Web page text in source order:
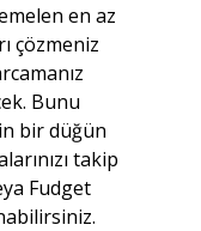
en az
çözmeniz
Bunu
bir düğün
takip
Fudget